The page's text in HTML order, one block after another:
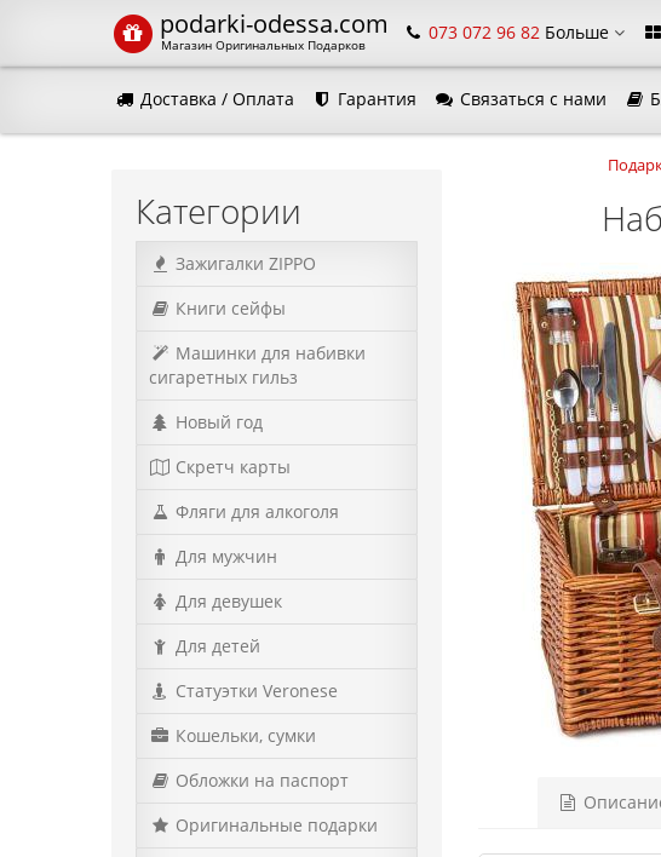
podarki-odessa.com
Магазин Оригинальных Подарков
073 072 96 82 Больше
Доставка / Оплата Гарантия Связаться с нами
Категории
Зажигалки ZIPPO
Книги сейфы
Машинки для набивки
сигаретных гильз
Новый год
Скретч карты
Фляги для алкоголя
Для мужчин
Для девушек
Для детей
Статуэтки Veronese
Кошельки, сумки
Обложки на паспорт
Оригинальные подарки